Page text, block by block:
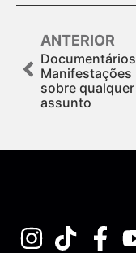
ANTERIOR
Manifestações
sobre qualquer
assunto